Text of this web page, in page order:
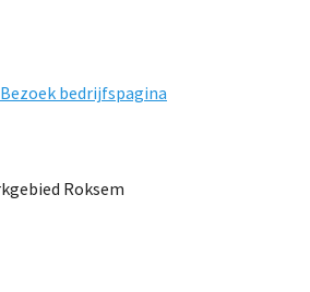
Bezoek bedrijfspagina